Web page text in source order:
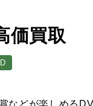
価買取
などが楽しめる